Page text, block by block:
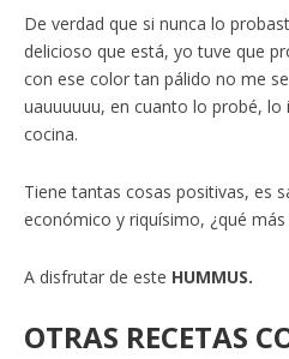
De verdad que si nunca lo
delicioso que está, yo tuve que
con ese color tan pálido no me
uauuuuuu, en cuanto lo probé,
cocina.
Tiene tantas cosas positivas, es
económico y riquísimo, ¿qué más
A disfrutar de este HUMMUS.
OTRAS RECETAS